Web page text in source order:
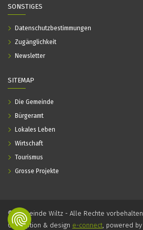
SITEMAP
Die Gemeinde
Bürgeramt
Lokales Leben
Wirtschaft
Tourismus
Grosse Projekte
SONSTIGES
Datenschutzbestimmungen
Zugänglichkeit
Newsletter
© Gemeinde Wiltz - Alle Rechte vorbehalten
Conception & design e-connect , powered by